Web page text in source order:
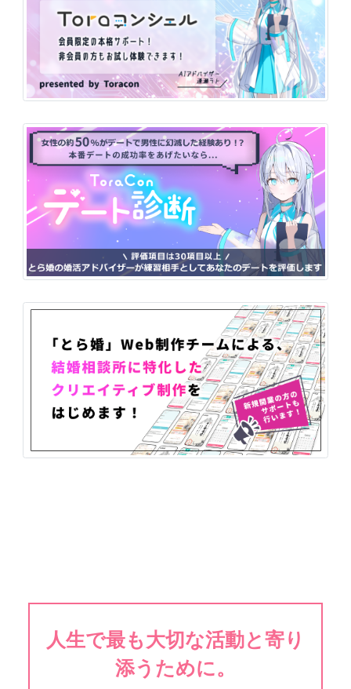
人生で最も大切な活動と寄り
添うために。